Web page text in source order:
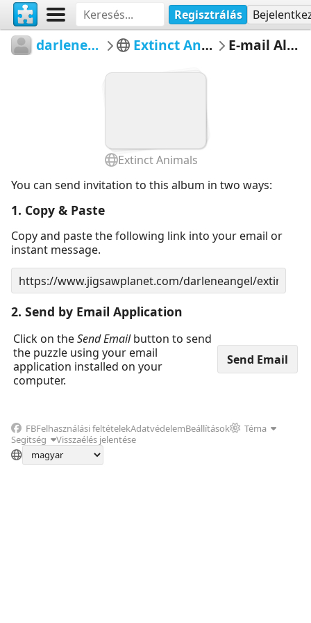
Regisztrálás
darleneangel Extinct Animals E-mail Album
Extinct Animals
You can send invitation to this album in two ways:
1. Copy & Paste
Copy and paste the following link into your email or
instant message.
2. Send by Email Application
Click on theSend Emailbutton to send
the puzzle using your email
application installed on your
computer.
FBFelhasználási feltételekAdatvédelemBeállítások
Téma
Segitség
Visszaélés jelentése